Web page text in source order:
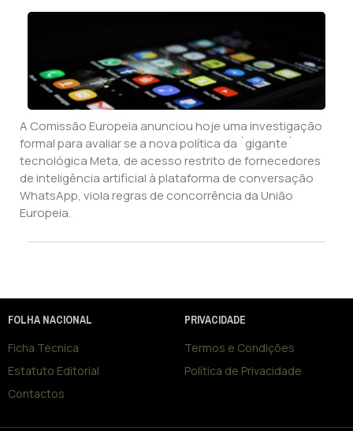
A Comissão Europeia anunciou hoje uma investigação
formal para avaliar se a nova política da `gigante`
tecnológica Meta, de acesso restrito de fornecedores
de inteligência artificial à plataforma de conversação
WhatsApp, viola regras de concorrência da União
Europeia.
FOLHA NACIONAL
Ficha Técnica
Estatuto Editorial
Contactos
PRIVACIDADE
Termos e Condições
Política de Privacidade